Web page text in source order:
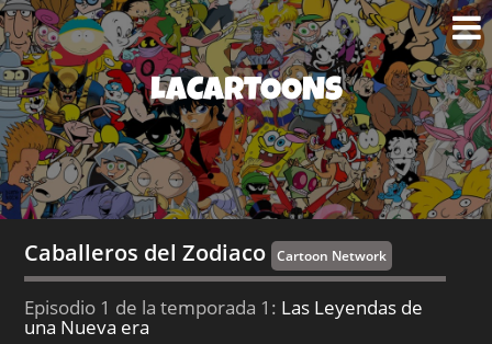
LACARTOONS
Caballeros del Zodiaco Cartoon Network
Episodio 1 de la temporada 1: Las Leyendas de
una Nueva era